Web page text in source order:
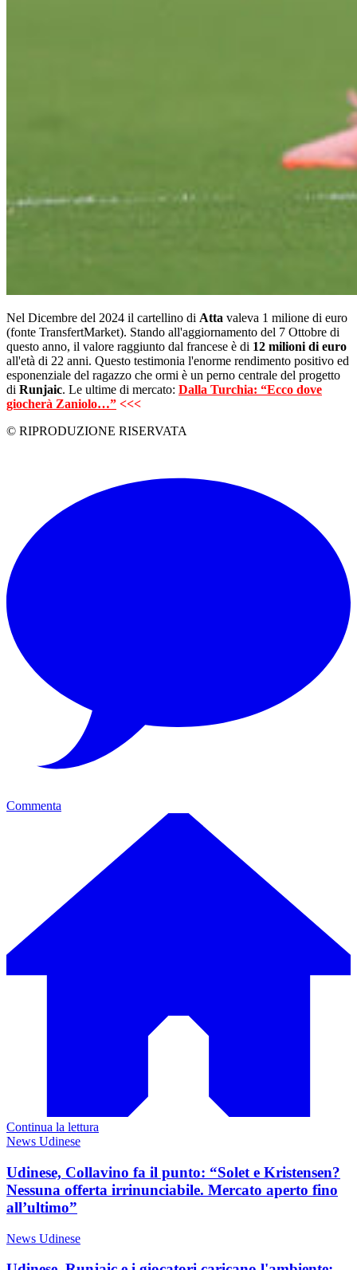
Nel Dicembre del 2024 il cartellino di Atta valeva 1 milione di euro
(fonte TransfertMarket). Stando all'aggiornamento del 7 Ottobre di
questo anno, il valore raggiunto dal francese è di 12 milioni di euro
all'età di 22 anni. Questo testimonia l'enorme rendimento positivo ed
esponenziale del ragazzo che ormi è un perno centrale del progetto
di Runjaic. Le ultime di mercato: Dalla Turchia: “Ecco dove
giocherà Zaniolo…” <<<
© RIPRODUZIONE RISERVATA
Commenta
Continua la lettura
News Udinese
Udinese, Collavino fa il punto: “Solet e Kristensen?
Nessuna offerta irrinunciabile. Mercato aperto fino
all’ultimo”
News Udinese